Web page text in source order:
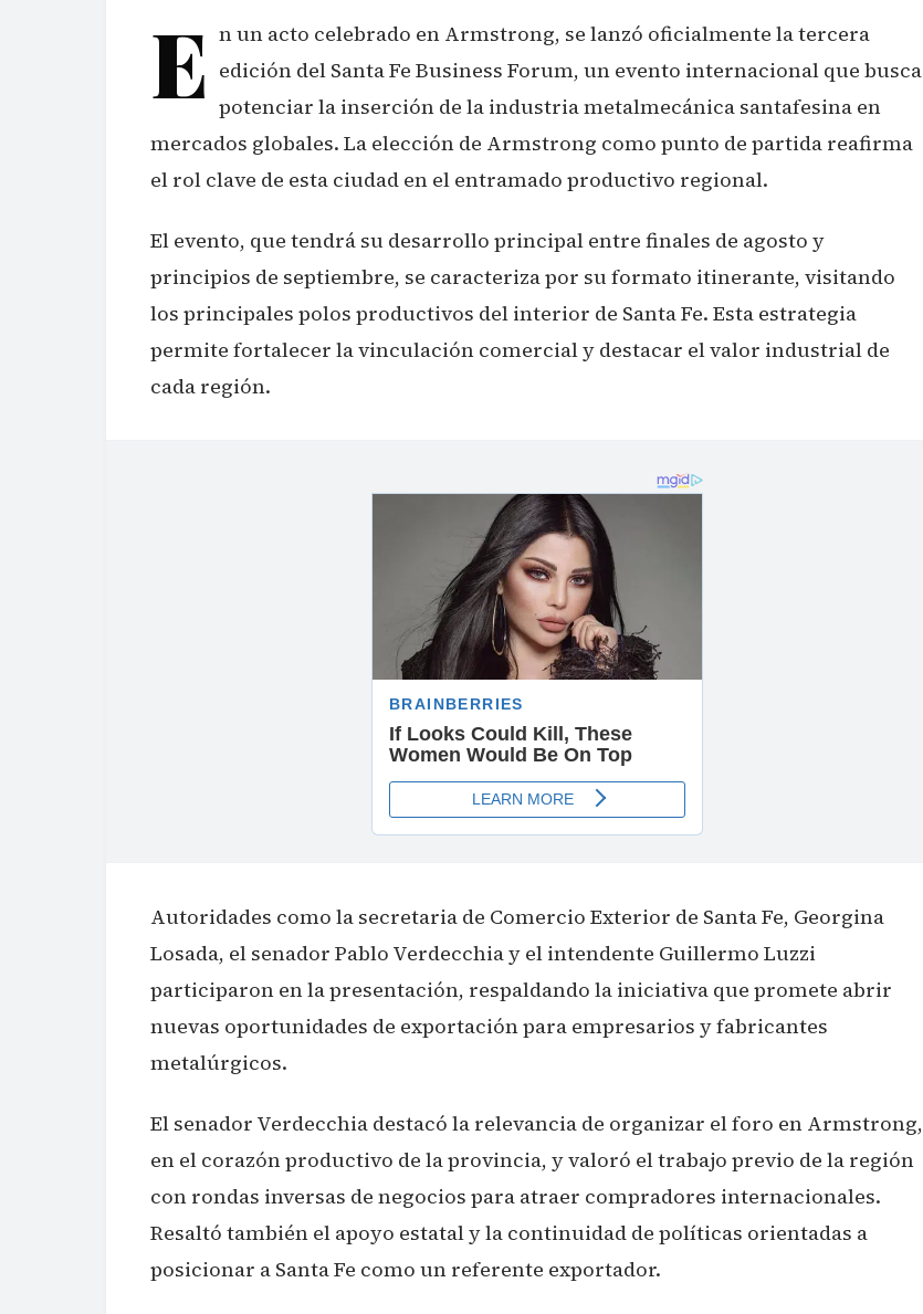
E n un acto celebrado en Armstrong, se lanzó oficialmente la tercera
edición del Santa Fe Business Forum, un evento internacional que busca
potenciar la inserción de la industria metalmecánica santafesina en
mercados globales. La elección de Armstrong como punto de partida reafirma
el rol clave de esta ciudad en el entramado productivo regional.
El evento, que tendrá su desarrollo principal entre finales de agosto y
principios de septiembre, se caracteriza por su formato itinerante, visitando
los principales polos productivos del interior de Santa Fe. Esta estrategia
permite fortalecer la vinculación comercial y destacar el valor industrial de
cada región.
Autoridades como la secretaria de Comercio Exterior de Santa Fe, Georgina
Losada, el senador Pablo Verdecchia y el intendente Guillermo Luzzi
participaron en la presentación, respaldando la iniciativa que promete abrir
nuevas oportunidades de exportación para empresarios y fabricantes
metalúrgicos.
El senador Verdecchia destacó la relevancia de organizar el foro en Armstrong,
en el corazón productivo de la provincia, y valoró el trabajo previo de la región
con rondas inversas de negocios para atraer compradores internacionales.
Resaltó también el apoyo estatal y la continuidad de políticas orientadas a
posicionar a Santa Fe como un referente exportador.